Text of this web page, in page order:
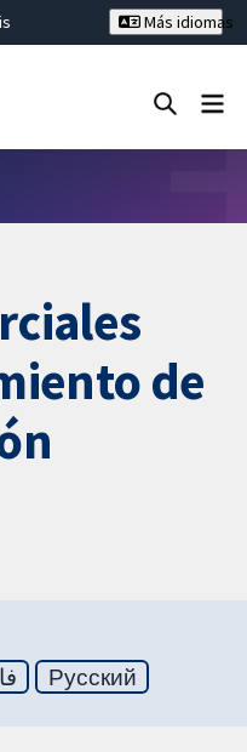
Más idiomas
de
Русский